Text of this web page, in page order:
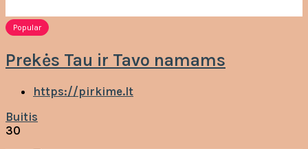
Popular
Prekės Tau ir Tavo namams
https://pirkime.lt
Buitis
30